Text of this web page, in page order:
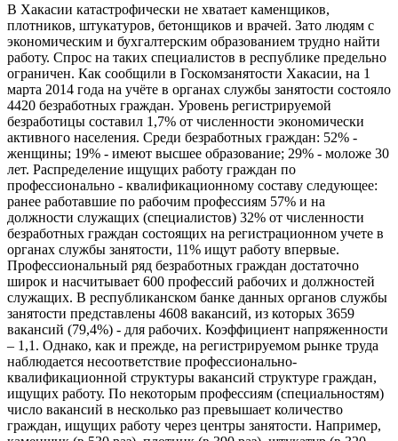
В Хакасии катастрофически не хватает каменщиков,
плотников, штукатуров, бетонщиков и врачей. Зато людям с
экономическим и бухгалтерским образованием трудно найти
работу. Спрос на таких специалистов в республике предельно
ограничен. Как сообщили в Госкомзанятости Хакасии, на 1
марта 2014 года на учёте в органах службы занятости состояло
4420 безработных граждан. Уровень регистрируемой
безработицы составил 1,7% от численности экономически
активного населения. Среди безработных граждан: 52% -
женщины; 19% - имеют высшее образование; 29% - моложе 30
лет. Распределение ищущих работу граждан по
профессионально - квалификационному составу следующее:
ранее работавшие по рабочим профессиям 57% и на
должности служащих (специалистов) 32% от численности
безработных граждан состоящих на регистрационном учете в
органах службы занятости, 11% ищут работу впервые.
Профессиональный ряд безработных граждан достаточно
широк и насчитывает 600 профессий рабочих и должностей
служащих. В республиканском банке данных органов службы
занятости представлены 4608 вакансий, из которых 3659
вакансий (79,4%) - для рабочих. Коэффициент напряженности
– 1,1. Однако, как и прежде, на регистрируемом рынке труда
наблюдается несоответствие профессионально-
квалификационной структуры вакансий структуре граждан,
ищущих работу. По некоторым профессиям (специальностям)
число вакансий в несколько раз превышает количество
граждан, ищущих работу через центры занятости. Например,